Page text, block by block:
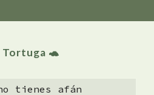
Tortuga 🐢
tienes afán